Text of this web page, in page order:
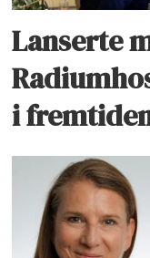
Lanserte
i